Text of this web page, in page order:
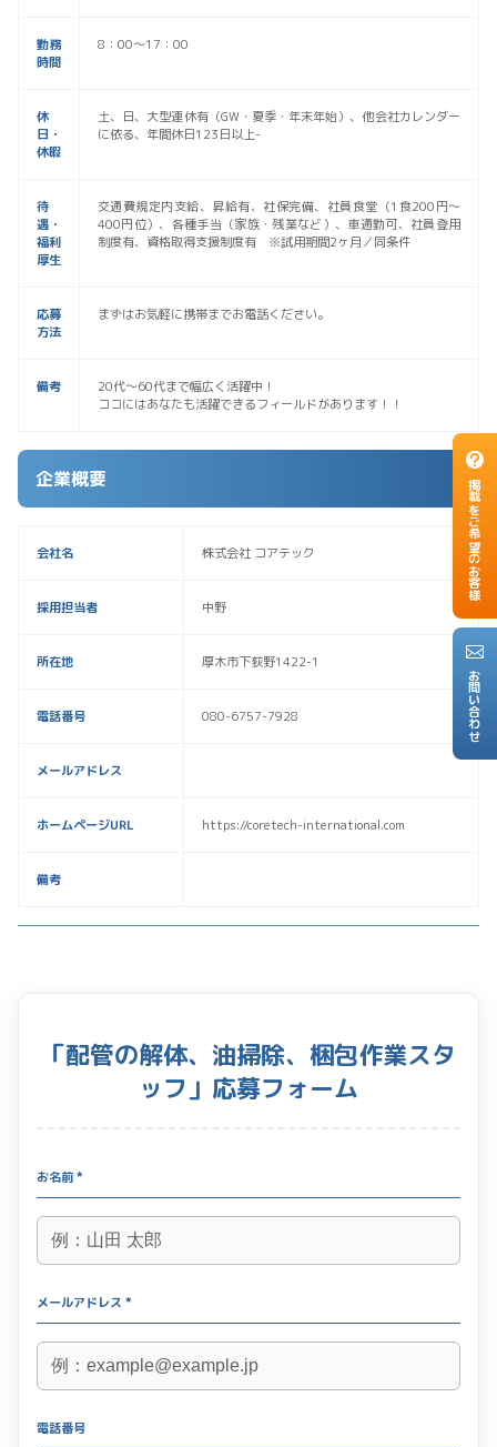
掲載をご希望のお客様
お問い合わせ
勤務
時間
8：00〜17：00
休
日・
休暇
土、日、大型連休有（GW・夏季・年末年始）、他会社カレンダー
に依る、年間休日123日以上-
待
遇・
福利
厚生
交通費規定内支給、昇給有、社保完備、社員食堂（1食200円～
400円位）、各種手当（家族・残業など）、車通勤可、社員登用
制度有、資格取得支援制度有 ※試用期間2ヶ月／同条件
応募
方法
まずはお気軽に携帯までお電話ください。
備考
20代～60代まで幅広く活躍中！
ココにはあなたも活躍できるフィールドがあります！！
企業概要
会社名 株式会社 コアテック
採用担当者 中野
所在地 厚木市下荻野1422-1
電話番号 080-6757-7928
メールアドレス
ホームページURL https://coretech-international.com
備考
「配管の解体、油掃除、梱包作業スタ
ッフ」応募フォーム
お名前 *
メールアドレス *
電話番号